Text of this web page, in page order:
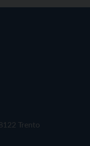
Trento